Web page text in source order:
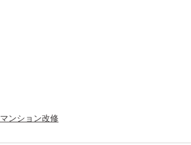
マンション改修